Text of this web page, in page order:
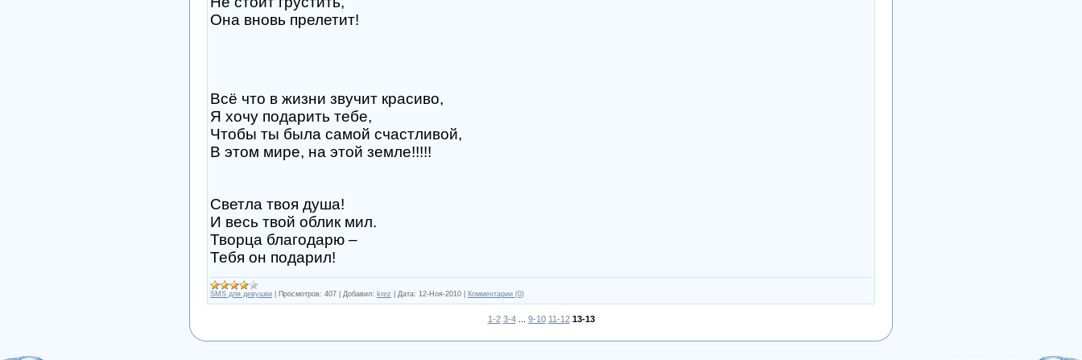
Она вновь прелетит!
Всё что в жизни звучит красиво,
Я хочу подарить тебе,
Чтобы ты была самой счастливой,
В этом мире, на этой земле!!!!!
Светла твоя душа!
И весь твой облик мил.
Творца благодарю –
Тебя он подарил!
SMS для девушки Просмотров: 407 Добавил: krez Дата: 12-Ноя-2010 Комментарии (0)
1-2 3-4 9-10 11-12 13-13